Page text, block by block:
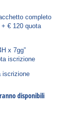
completo
+ € 120 quota
x 7gg”
iscrizione
iscrizione
disponibili